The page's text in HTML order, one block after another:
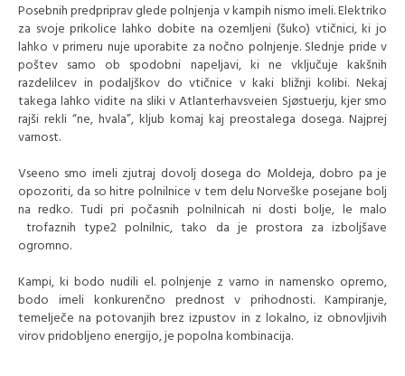
Posebnih predpriprav glede polnjenja v kampih nismo imeli. Elektriko
za svoje prikolice lahko dobite na ozemljeni (šuko) vtičnici, ki jo
lahko v primeru nuje uporabite za nočno polnjenje. Slednje pride v
poštev samo ob spodobni napeljavi, ki ne vključuje kakšnih
razdelilcev in podaljškov do vtičnice v kaki bližnji kolibi. Nekaj
takega lahko vidite na sliki v Atlanterhavsveien Sjøstuerju, kjer smo
rajši rekli “ne, hvala”, kljub komaj kaj preostalega dosega. Najprej
varnost.
Vseeno smo imeli zjutraj dovolj dosega do Moldeja, dobro pa je
opozoriti, da so hitre polnilnice v tem delu Norveške posejane bolj
na redko. Tudi pri počasnih polnilnicah ni dosti bolje, le malo
trofaznih type2 polnilnic, tako da je prostora za izboljšave
ogromno.
Kampi, ki bodo nudili el. polnjenje z varno in namensko opremo,
bodo imeli konkurenčno prednost v prihodnosti. Kampiranje,
temelječe na potovanjih brez izpustov in z lokalno, iz obnovljivih
virov pridobljeno energijo, je popolna kombinacija.